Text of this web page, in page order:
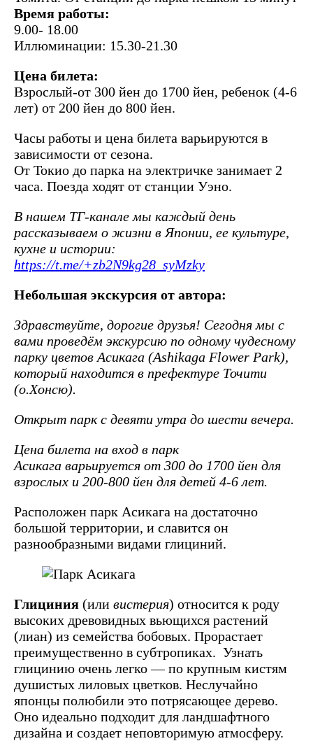
Время работы:
9.00- 18.00
Иллюминации: 15.30-21.30
Цена билета:
Взрослый-от 300 йен до 1700 йен, ребенок (4-6
лет) от 200 йен до 800 йен.
Часы работы и цена билета варьируются в
зависимости от сезона.
От Токио до парка на электричке занимает 2
часа. Поезда ходят от станции Уэно.
В нашем ТГ-канале мы каждый день
рассказываем о жизни в Японии, ее культуре,
кухне и истории:
https://t.me/+zb2N9kg28_syMzky
Небольшая экскурсия от автора:
Здравствуйте, дорогие друзья! Сегодня мы с
вами проведём экскурсию по одному чудесному
парку цветов Асикага (Ashikaga Flower Park),
который находится в префектуре Точити
(о.Хонсю).
Открыт парк с девяти утра до шести вечера.
Цена билета на вход в парк
Асикага варьируется от 300 до 1700 йен для
взрослых и 200-800 йен для детей 4-6 лет.
Расположен парк Асикага на достаточно
большой территории, и славится он
разнообразными видами глициний.
Глициния (или вистерия) относится к роду
высоких древовидных вьющихся растений
(лиан) из семейства бобовых. Прорастает
преимущественно в субтропиках. Узнать
глицинию очень легко — по крупным кистям
душистых лиловых цветков. Неслучайно
японцы полюбили это потрясающее дерево.
Оно идеально подходит для ландшафтного
дизайна и создает неповторимую атмосферу.